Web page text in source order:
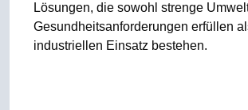
Lösungen, die sowohl strenge
Gesundheitsanforderungen erfüllen
industriellen Einsatz bestehen.